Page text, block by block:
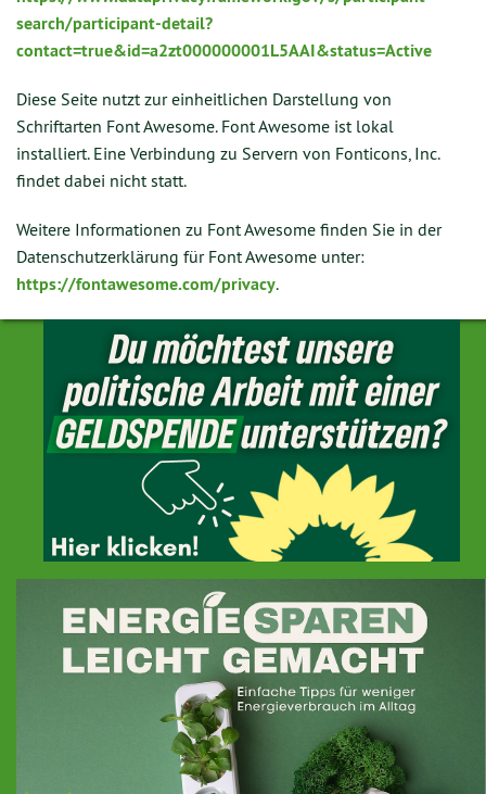
search/participant-detail?
contact=true&id=a2zt000000001L5AAI&status=Active
Diese Seite nutzt zur einheitlichen Darstellung von
Schriftarten Font Awesome. Font Awesome ist lokal
installiert. Eine Verbindung zu Servern von Fonticons, Inc.
findet dabei nicht statt.
Weitere Informationen zu Font Awesome finden Sie in der
Datenschutzerklärung für Font Awesome unter:
https://fontawesome.com/privacy.